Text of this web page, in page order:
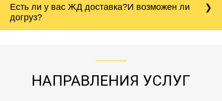
сантиметров. Идеальная упаковка
холодильника - обложить картонными
коробками и обмотать стрейч пленкой.
непредвиденных ситуаций. Делаем страховку
Вашего груза по ставке 0.15 от стоимости
груза. Мы сотрудничаем по услугам страховки
заканчивая выгрузкой в пункте получателя.
морской путь. Речная доставка баржой.
Есть ли у вас ЖД доставка?И возможен ли
догруз?
НАПРАВЛЕНИЯ УСЛУГ